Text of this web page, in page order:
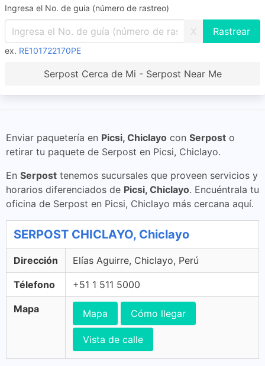
Ingresa el No. de guía (número de rastreo)
X
ex. RE101722170PE
Serpost Cerca de Mi - Serpost Near Me
Enviar paquetería en Picsi, Chiclayo con Serpost o
retirar tu paquete de Serpost en Picsi, Chiclayo.
En Serpost tenemos sucursales que proveen servicios y
horarios diferenciados de Picsi, Chiclayo. Encuéntrala tu
oficina de Serpost en Picsi, Chiclayo más cercana aquí.
SERPOST CHICLAYO, Chiclayo
Dirección Elías Aguirre, Chiclayo, Perú
Télefono +51 1 511 5000
Mapa Mapa Cómo llegar
Vista de calle